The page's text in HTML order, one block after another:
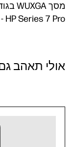
HP Series 7 Pro‏ - 724pn
אולי תאהב